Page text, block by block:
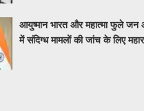
आयुष्मान भारत और महात्मा फुले जन
में संदिग्ध मामलों की जांच के लिए